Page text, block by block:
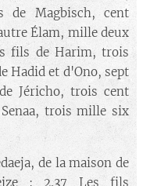
de Magbisch, cent
Élam, mille deux
fils de Harim, trois
Hadid et d'Ono, sept
Jéricho, trois cent
trois mille six
de la maison de
; 2.37 Les fils